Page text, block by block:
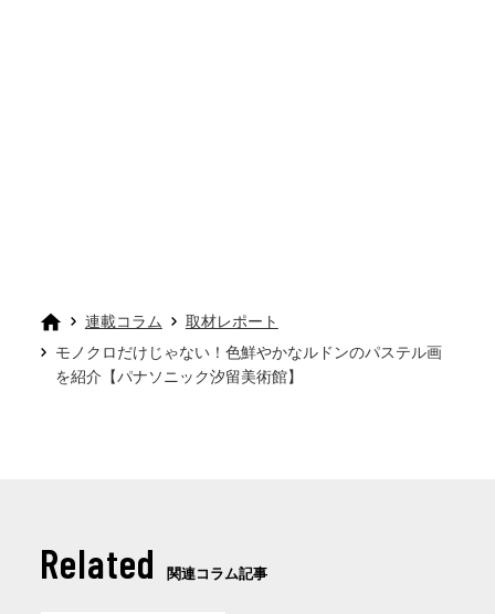
連載コラム
取材レポート
モノクロだけじゃない！色鮮やかなルドンのパステル画
を紹介【パナソニック汐留美術館】
Related 関連コラム記事